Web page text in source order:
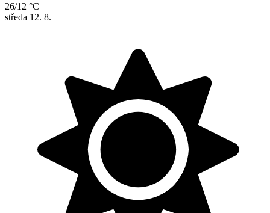
26/12 °C
středa 12. 8.